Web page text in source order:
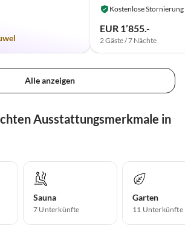
Kostenlose Stornierung
EUR 1’855.-
2 Gäste / 7 Nächte
Alle anzeigen
Ausstattungsmerkmale in
Sauna
7 Unterkünfte
Garten
11 Unterkünfte